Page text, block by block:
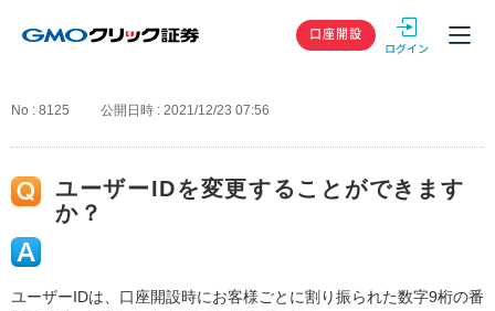
GMOクリック
口座開設
No : 8125 公開日時 : 2021/12/23 07:56
ユーザーIDを変更することができます
か？
ユーザーIDは、口座開設時にお客様ごとに割り振られた数字9桁の番